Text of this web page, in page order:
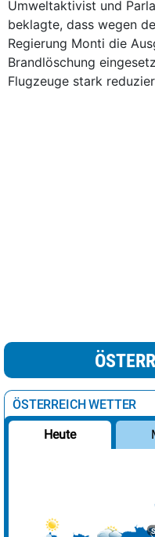
Umweltaktivist und
beklagte, dass wegen
Regierung Monti die
Brandlöschung
Flugzeuge stark
ÖSTERREICH WETTER
Heute